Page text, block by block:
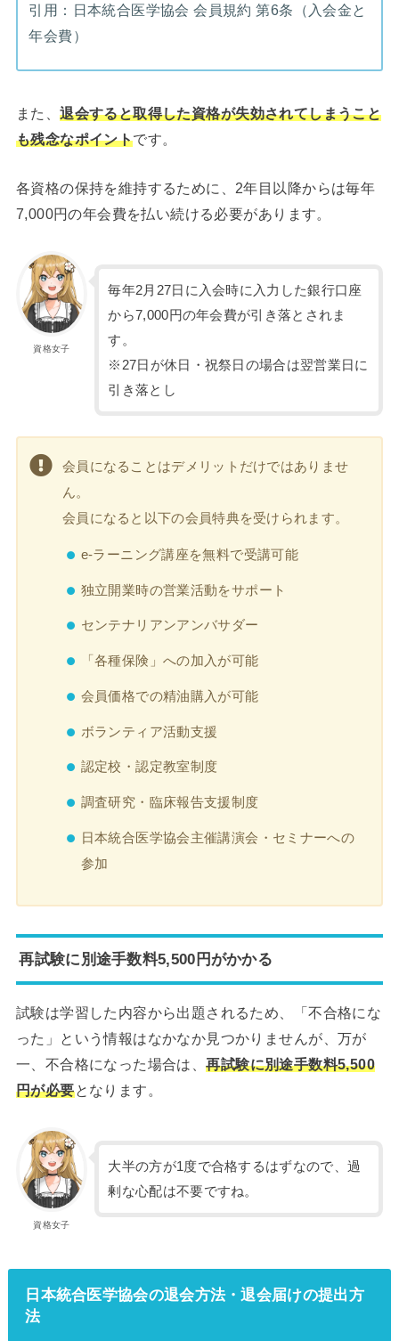
引用：日本統合医学協会 会員規約 第6条（入会金と
年会費）
また、退会すると取得した資格が失効されてしまうこと
も残念なポイントです。
各資格の保持を維持するために、2年目以降からは毎年
7,000円の年会費を払い続ける必要があります。
資格女子
毎年2月27日に入会時に入力した銀行口座
から7,000円の年会費が引き落とされま
す。
※27日が休日・祝祭日の場合は翌営業日に
引き落とし
会員になることはデメリットだけではありませ
ん。
会員になると以下の会員特典を受けられます。
e-ラーニング講座を無料で受講可能
独立開業時の営業活動をサポート
センテナリアンアンバサダー
「各種保険」への加入が可能
会員価格での精油購入が可能
ボランティア活動支援
認定校・認定教室制度
調査研究・臨床報告支援制度
日本統合医学協会主催講演会・セミナーへの
参加
再試験に別途手数料5,500円がかかる
試験は学習した内容から出題されるため、「不合格にな
った」という情報はなかなか見つかりませんが、万が
一、不合格になった場合は、再試験に別途手数料5,500
円が必要となります。
資格女子
大半の方が1度で合格するはずなので、過
剰な心配は不要ですね。
日本統合医学協会の退会方法・退会届けの提出方
法